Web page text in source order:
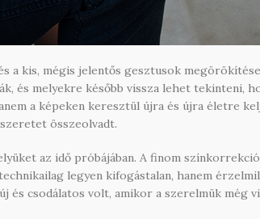
a kis, mégis jelentős gesztusok
és melyekre később vissza lehet tekinteni,
a képeken keresztül újra és újra életre
összeolvadt.
az idő próbájában. A finom
legyen kifogástalan, hanem
és csodálatos volt, amikor a szerelmük még